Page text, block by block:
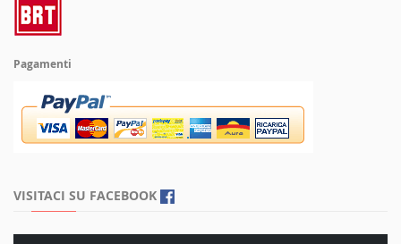
Pagamenti
VISITACI SU FACEBOOK